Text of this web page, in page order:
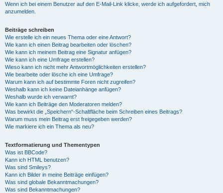
Wenn ich bei einem Benutzer auf den E-Mail-Link klicke, werde ich aufgefordert, mich
anzumelden.
Beiträge schreiben
Wie erstelle ich ein neues Thema oder eine Antwort?
Wie kann ich einen Beitrag bearbeiten oder löschen?
Wie kann ich meinem Beitrag eine Signatur anfügen?
Wie kann ich eine Umfrage erstellen?
Wieso kann ich nicht mehr Antwortmöglichkeiten erstellen?
Wie bearbeite oder lösche ich eine Umfrage?
Warum kann ich auf bestimmte Foren nicht zugreifen?
Weshalb kann ich keine Dateianhänge anfügen?
Weshalb wurde ich verwarnt?
Wie kann ich Beiträge den Moderatoren melden?
Was bewirkt die „Speichern“-Schaltfläche beim Schreiben eines Beitrags?
Warum muss mein Beitrag erst freigegeben werden?
Wie markiere ich ein Thema als neu?
Textformatierung und Thementypen
Was ist BBCode?
Kann ich HTML benutzen?
Was sind Smileys?
Kann ich Bilder in meine Beiträge einfügen?
Was sind globale Bekanntmachungen?
Was sind Bekanntmachungen?